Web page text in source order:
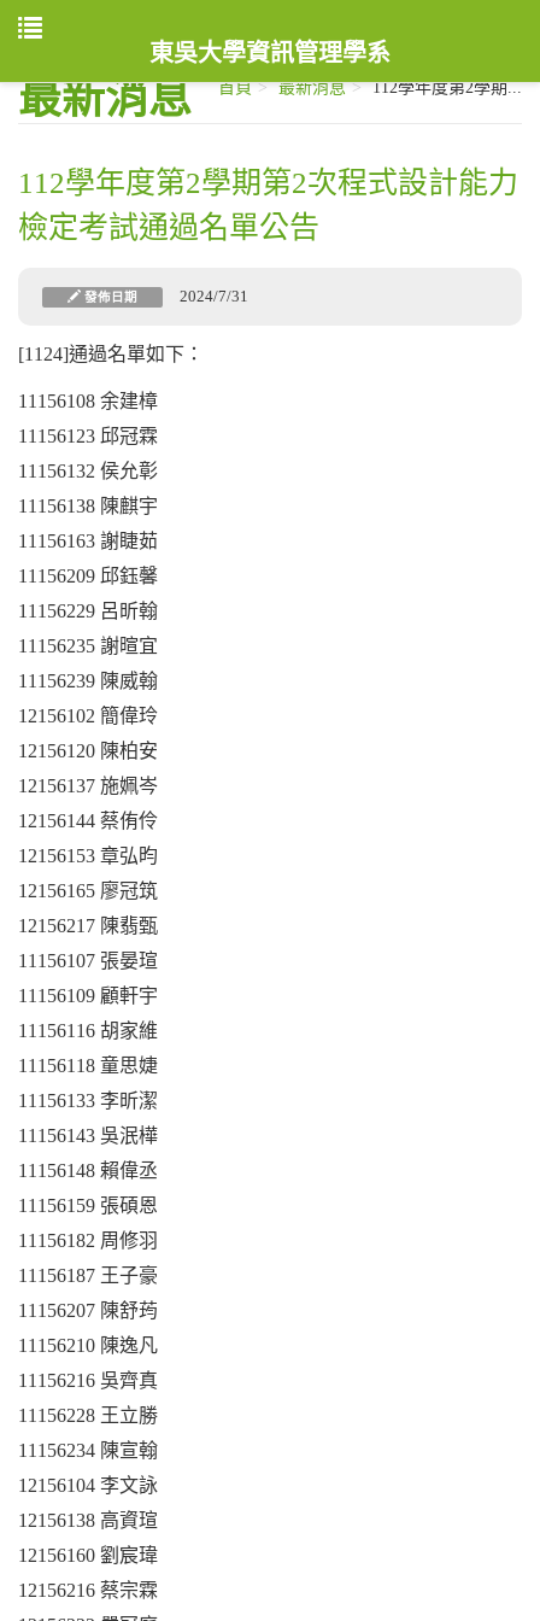
東吳大學資訊管理學系
最新消息 首頁 最新消息 112學年度第2學期...
112學年度第2學期第2次程式設計能力
檢定考試通過名單公告
發佈日期 2024/7/31
[1124]通過名單如下：
11156108 余建樟
11156123 邱冠霖
11156132 侯允彰
11156138 陳麒宇
11156163 謝睫茹
11156209 邱鈺馨
11156229 呂昕翰
11156235 謝暄宜
11156239 陳威翰
12156102 簡偉玲
12156120 陳柏安
12156137 施姵岑
12156144 蔡侑伶
12156153 章弘昀
12156165 廖冠筑
12156217 陳翡甄
11156107 張晏瑄
11156109 顧軒宇
11156116 胡家維
11156118 童思婕
11156133 李昕潔
11156143 吳泯樺
11156148 賴偉丞
11156159 張碩恩
11156182 周修羽
11156187 王子豪
11156207 陳舒荺
11156210 陳逸凡
11156216 吳齊真
11156228 王立勝
11156234 陳宣翰
12156104 李文詠
12156138 高資瑄
12156160 劉宸瑋
12156216 蔡宗霖